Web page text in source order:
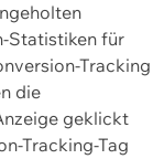
Statistiken für
Tracking
die
geklickt
Tracking-Tag